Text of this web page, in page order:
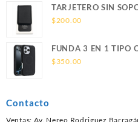
TARJETERO SIN
LEATHER WALLET
$200.00
FUNDA 3 EN 1 TIPO
S26 ULTRA
$350.00
Contacto
Ventas: Av. Nereo Rodriguez